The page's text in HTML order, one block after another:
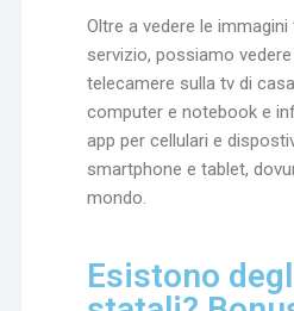
Oltre a vedere le
servizio, possiamo
telecamere sulla tv di
computer e notebook e
app per cellulari e
smartphone e tablet,
mondo.
Esistono